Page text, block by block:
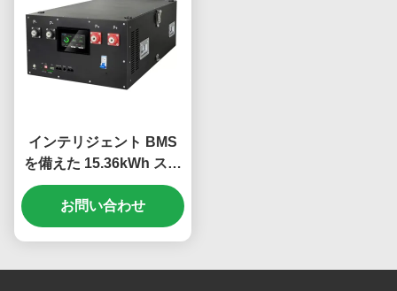
インテリジェント BMS
を備えた 15.36kWh スタ
ッカブル エネルギー シス
テム 51.2V 300Ah
LiFePO4 バッテリー
お問い合わせ